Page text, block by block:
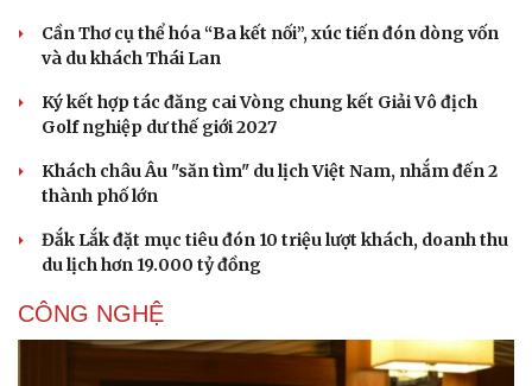
Bóng đá
Thế giới thể thao
eSports
Ô tô
Tư vấn
Cần Thơ cụ thể hóa “Ba kết nối”, xúc tiến đón dòng vốn
và du khách Thái Lan
Ký kết hợp tác đăng cai Vòng chung kết Giải Vô địch
Golf nghiệp dư thế giới 2027
Khách châu Âu "săn tìm" du lịch Việt Nam, nhắm đến 2
thành phố lớn
Đắk Lắk đặt mục tiêu đón 10 triệu lượt khách, doanh thu
du lịch hơn 19.000 tỷ đồng
CÔNG NGHỆ